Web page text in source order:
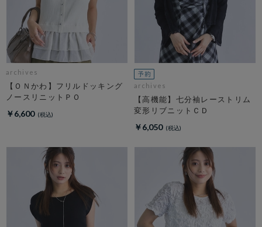
archives
【ＯＮかわ】フリルドッキング
ノースリニットＰＯ
￥6,600
archives
【高機能】七分袖レーストリム
変形リブニットＣＤ
￥6,050